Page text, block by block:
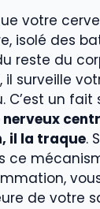
votre
isolé des
reste du
il surveille
C’est un fait
il la traque.
ce
de votre